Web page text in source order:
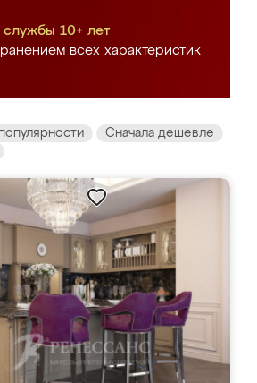
10+ лет
всех характеристик
Сначала дешевле